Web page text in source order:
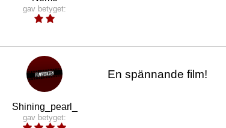
gav betyget:
Shining_pearl_
gav betyget:
En spännande film!